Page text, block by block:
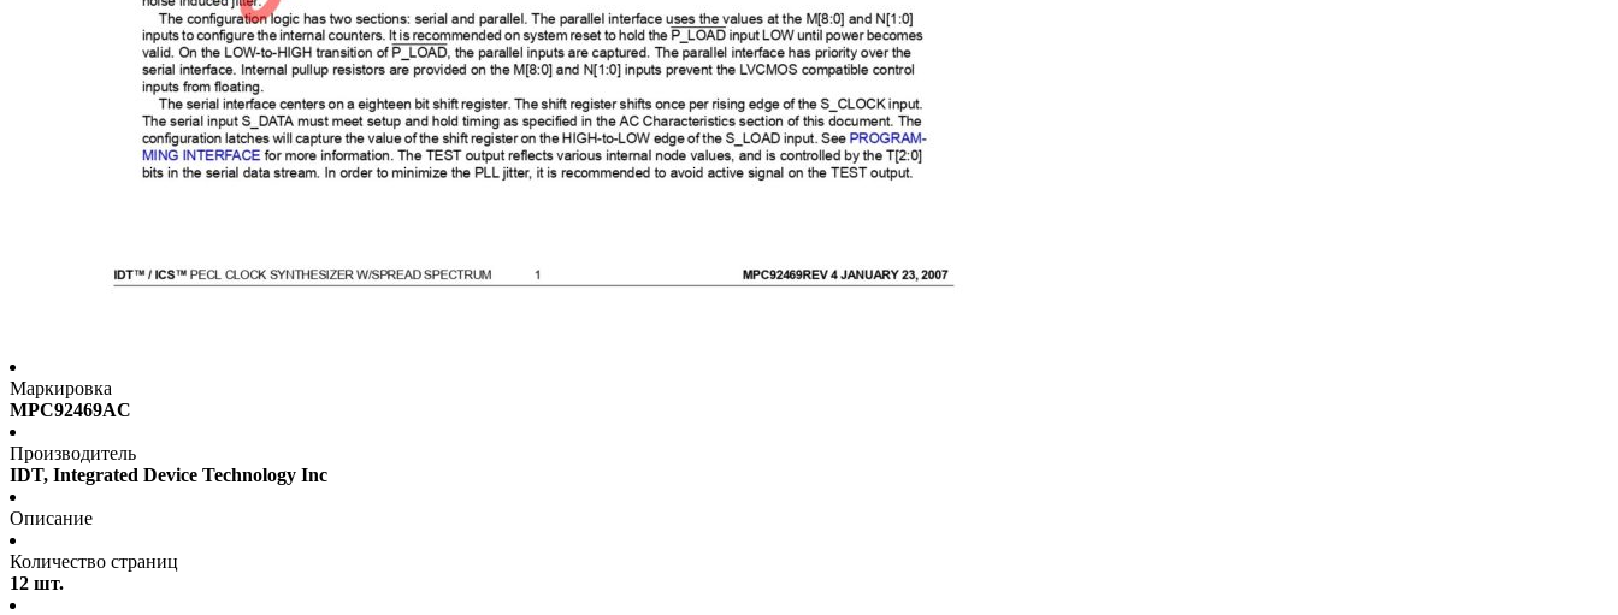
Маркировка
MPC92469AC
Производитель
IDT, Integrated Device Technology Inc
Описание
Количество страниц
12 шт.